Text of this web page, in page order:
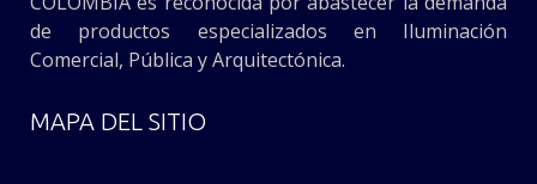
de productos especializados en Iluminación
Comercial, Pública y Arquitectónica.
MAPA DEL SITIO